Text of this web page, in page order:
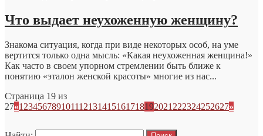
Что выдает неухоженную женщину?
Знакома ситуация, когда при виде некоторых особ, на уме
вертится только одна мысль: «Какая неухоженная женщина!»
Как часто в своем упорном стремлении быть ближе к
понятию «эталон женской красоты» многие из нас...
Страница 19 из
27«1 23456789101112131415161718192021 222324252627»